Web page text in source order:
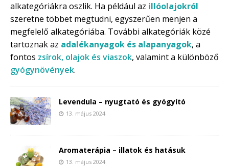
alkategóriákra oszlik. Ha például az illóolajokról
szeretne többet megtudni, egyszerűen menjen a
megfelelő alkategóriába. További alkategóriák közé
tartoznak az adalékanyagok és alapanyagok, a
fontos zsírok, olajok és viaszok, valamint a különböző
gyógynövények.
Levendula – nyugtató és gyógyító
13. május 2024
Aromaterápia – illatok és hatásuk
13. május 2024